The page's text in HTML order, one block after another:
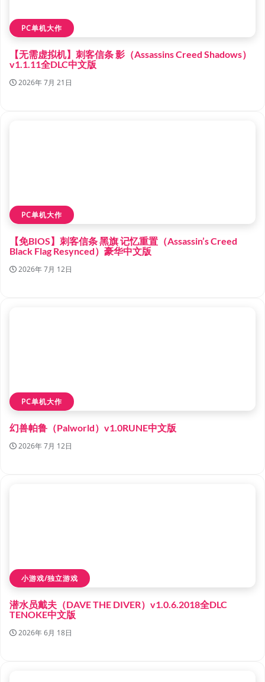
PC单机大作
【无需虚拟机】刺客信条 影（Assassins Creed Shadows）
v1.1.11全DLC中文版
2026年 7月 21日
PC单机大作
【免BIOS】刺客信条 黑旗 记忆重置（Assassin’s Creed
Black Flag Resynced）豪华中文版
2026年 7月 12日
PC单机大作
幻兽帕鲁（Palworld）v1.0RUNE中文版
2026年 7月 12日
小游戏/独立游戏
潜水员戴夫（DAVE THE DIVER）v1.0.6.2018全DLC
TENOKE中文版
2026年 6月 18日